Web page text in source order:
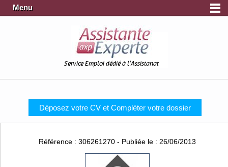
Menu
Service Emploi dédié à l'Assistanat
Déposez votre CV et Compléter votre dossier
Référence : 306261270 - Publiée le : 26/06/2013